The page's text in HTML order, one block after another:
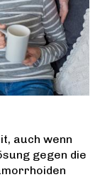
auch wenn
gegen die